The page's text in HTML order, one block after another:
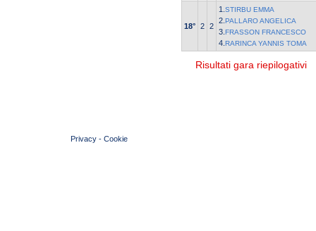
18° 2 2
1. STIRBU EMMA
2. PALLARO ANGELICA
3. FRASSON FRANCESCO
4. RARINCA YANNIS TOMA
Risultati gara riepilogativi
Privacy - Cookie